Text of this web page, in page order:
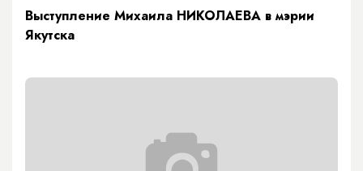
Выступление Михаила НИКОЛАЕВА в мэрии
Якутска